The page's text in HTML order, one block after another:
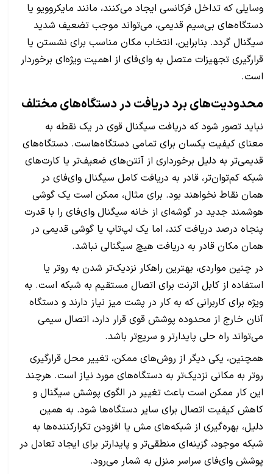
وسایلی که تداخل فرکانسی ایجاد می‌کنند، مانند مایکروویو یا
دستگاه‌های بی‌سیم قدیمی، می‌تواند موجب تضعیف شدید
سیگنال گردد. بنابراین، انتخاب مکان مناسب برای نشستن یا
قرارگیری تجهیزات متصل به وای‌فای از اهمیت ویژه‌ای برخوردار
است.
محدودیت‌های برد دریافت در دستگاه‌های مختلف
نباید تصور شود که دریافت سیگنال قوی در یک نقطه به
معنای کیفیت یکسان برای تمامی دستگاه‌هاست. دستگاه‌های
قدیمی‌تر به دلیل برخورداری از آنتن‌های ضعیف‌تر یا کارت‌های
شبکه کم‌توان‌تر، قادر به دریافت کامل سیگنال وای‌فای در
همان نقاط نخواهند بود. برای مثال، ممکن است یک گوشی
هوشمند جدید در گوشه‌ای از خانه سیگنال وای‌فای را با قدرت
پنجاه درصد دریافت کند، اما یک لپ‌تاپ یا گوشی قدیمی در
همان مکان قادر به دریافت هیچ سیگنالی نباشد.
در چنین مواردی، بهترین راهکار نزدیک‌تر شدن به روتر یا
استفاده از کابل اترنت برای اتصال مستقیم به شبکه است. به
ویژه برای کاربرانی که به کار در پشت میز نیاز دارند و دستگاه
آنان خارج از محدوده پوشش قوی قرار دارد، اتصال سیمی
می‌تواند راه حلی پایدارتر و سریع‌تر باشد.
همچنین، یکی دیگر از روش‌های ممکن، تغییر محل قرارگیری
روتر به مکانی نزدیک‌تر به دستگاه‌های مورد نیاز است. هرچند
این کار ممکن است باعث تغییر در الگوی پوشش سیگنال و
کاهش کیفیت اتصال برای سایر دستگاه‌ها شود. به همین
دلیل، بهره‌گیری از شبکه‌های مش یا افزودن تکرارکننده‌ها به
شبکه موجود، گزینه‌ای منطقی‌تر و پایدارتر برای ایجاد تعادل در
پوشش وای‌فای سراسر منزل به شمار می‌رود.